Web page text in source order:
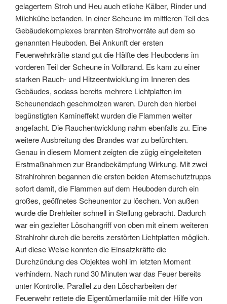
gelagertem Stroh und Heu auch etliche Kälber, Rinder und
Milchkühe befanden. In einer Scheune im mittleren Teil des
Gebäudekomplexes brannten Strohvorräte auf dem so
genannten Heuboden. Bei Ankunft der ersten
Feuerwehrkräfte stand gut die Hälfte des Heubodens im
vorderen Teil der Scheune in Vollbrand. Es kam zu einer
starken Rauch- und Hitzeentwicklung im Inneren des
Gebäudes, sodass bereits mehrere Lichtplatten im
Scheunendach geschmolzen waren. Durch den hierbei
begünstigten Kamineffekt wurden die Flammen weiter
angefacht. Die Rauchentwicklung nahm ebenfalls zu. Eine
weitere Ausbreitung des Brandes war zu befürchten.
Genau in diesem Moment zeigten die zügig eingeleiteten
Erstmaßnahmen zur Brandbekämpfung Wirkung. Mit zwei
Strahlrohren begannen die ersten beiden Atemschutztrupps
sofort damit, die Flammen auf dem Heuboden durch ein
großes, geöffnetes Scheunentor zu löschen. Von außen
wurde die Drehleiter schnell in Stellung gebracht. Dadurch
war ein gezielter Löschangriff von oben mit einem weiteren
Strahlrohr durch die bereits zerstörten Lichtplatten möglich.
Auf diese Weise konnten die Einsatzkräfte die
Durchzündung des Objektes wohl im letzten Moment
verhindern. Nach rund 30 Minuten war das Feuer bereits
unter Kontrolle. Parallel zu den Löscharbeiten der
Feuerwehr rettete die Eigentümerfamilie mit der Hilfe von